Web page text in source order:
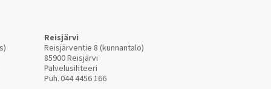
Reisjärvi
Reisjärventie 8 (kunnantalo)
85900 Reisjärvi
Palvelusihteeri
Puh.044 4456 166